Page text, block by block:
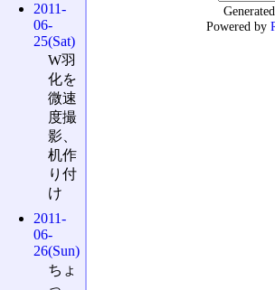
2011-
06-
25(Sat)
W羽
化を
微速
度撮
影、
机作
り付
け
2011-
06-
26(Sun)
ちょ
Powered by